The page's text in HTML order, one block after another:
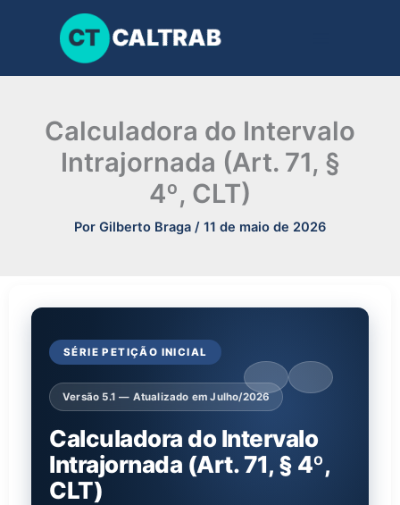
conteúdo
Calculadora do Intervalo
Intrajornada (Art. 71, §
4º, CLT)
Por Gilberto Braga / 11 de maio de 2026
SÉRIE PETIÇÃO INICIAL
Versão 5.1 — Atualizado em Julho/2026
Calculadora do Intervalo
Intrajornada (Art. 71, § 4º,
CLT)